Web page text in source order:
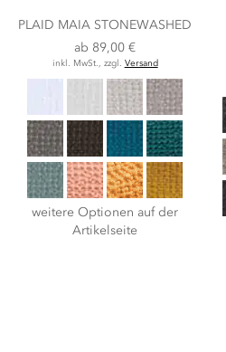
PLAID MAIA STONEWASHED
ab 89,00 €
inkl. MwSt., zzgl. Versand
weitere Optionen auf der
Artikelseite